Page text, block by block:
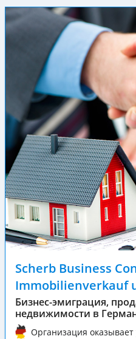
Scherb Business
Immobilienverkauf
Бизнес-эмиграция,
недвижимости в
Организация